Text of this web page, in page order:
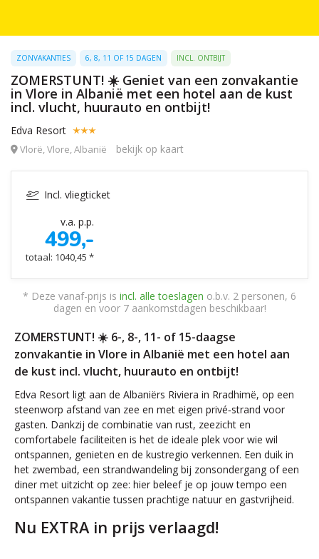
ZONVAKANTIES 6, 8, 11 OF 15 DAGEN INCL. ONTBIJT
ZOMERSTUNT! ☀️ Geniet van een zonvakantie
in Vlore in Albanië met een hotel aan de kust
incl. vlucht, huurauto en ontbijt!
Edva Resort
Vlorë, Vlore, Albanië bekijk op kaart
Incl. vliegticket
v.a. p.p.
499,-
totaal: 1040,45 *
* Deze vanaf-prijs is incl. alle toeslagen o.b.v. 2 personen, 6
dagen en voor 7 aankomstdagen beschikbaar!
ZOMERSTUNT! ☀️ 6-, 8-, 11- of 15-daagse
zonvakantie in Vlore in Albanië met een hotel aan
de kust incl. vlucht, huurauto en ontbijt!
Edva Resort ligt aan de Albaniërs Riviera in Rradhimë, op een
steenworp afstand van zee en met eigen privé‑strand voor
gasten. Dankzij de combinatie van rust, zeezicht en
comfortabele faciliteiten is het de ideale plek voor wie wil
ontspannen, genieten en de kustregio verkennen. Een duik in
het zwembad, een strandwandeling bij zonsondergang of een
diner met uitzicht op zee: hier beleef je op jouw tempo een
ontspannen vakantie tussen prachtige natuur en gastvrijheid.
Nu EXTRA in prijs verlaagd!